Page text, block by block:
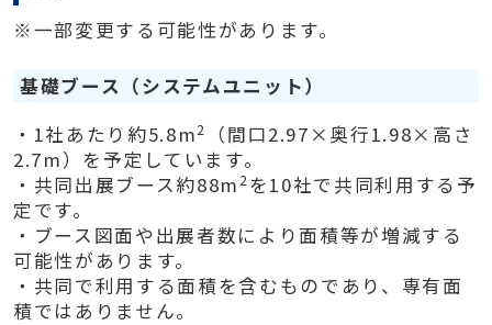
※一部変更する可能性があります。
基礎ブース（システムユニット）
・1社あたり約5.8m2
（間口2.97×奥行1.98×高さ
2.7m）を予定しています。
・共同出展ブース約88m2 を10社で共同利用する予
定です。
・ブース図面や出展者数により面積等が増減する
可能性があります。
・共同で利用する面積を含むものであり、専有面
積ではありません。